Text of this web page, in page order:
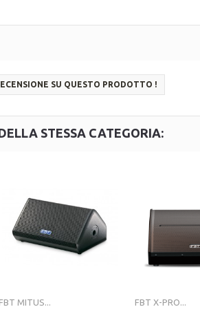
SU QUESTO PRODOTTO !
STESSA CATEGORIA:
FBT MITUS... FBT X-PRO...